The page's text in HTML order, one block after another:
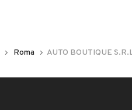
Roma AUTO BOUTIQUE